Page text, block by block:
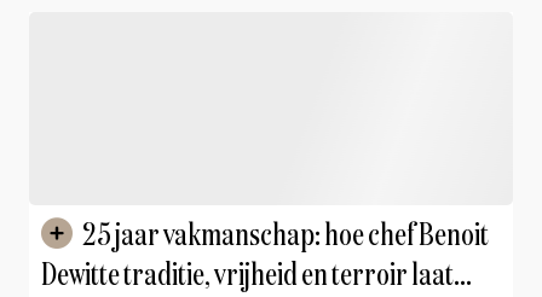
Dewitte traditie, vrijheid en terroir laat